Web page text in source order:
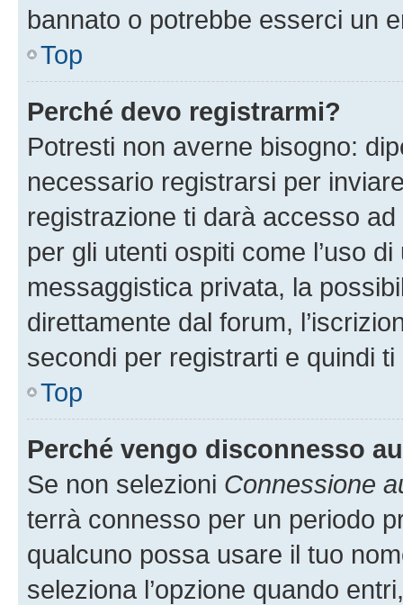
bannato o potrebbe esserci un
Top
Perché devo registrarmi?
Potresti non averne bisogno:
necessario registrarsi per
registrazione ti darà accesso
per gli utenti ospiti come l’uso
messaggistica privata, la
direttamente dal forum,
secondi per registrarti e quindi
Top
Perché vengo disconnesso
Se non selezioni Connessione
terrà connesso per un periodo
qualcuno possa usare il tuo
seleziona l’opzione quando